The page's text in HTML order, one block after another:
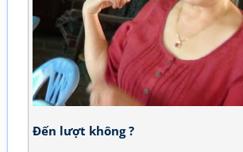
Đến lượt không ?